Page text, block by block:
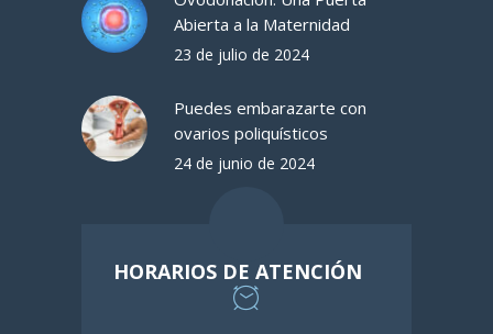
Abierta a la Maternidad
23 de julio de 2024
Puedes embarazarte con
ovarios poliquísticos
24 de junio de 2024
HORARIOS DE ATENCIÓN